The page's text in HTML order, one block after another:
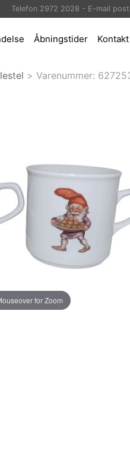
Telefon 2972 2028 - E-mail
Åbningstider Kontakt
> Varenummer:
for Zoom